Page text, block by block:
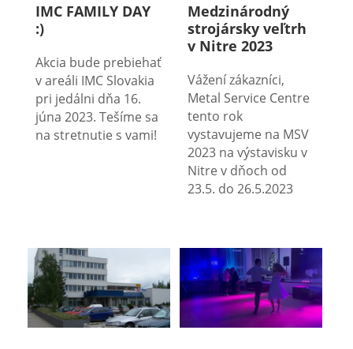
IMC FAMILY DAY
:)
Akcia bude prebiehať
v areáli IMC Slovakia
pri jedálni dňa 16.
júna 2023. Tešíme sa
na stretnutie s vami!
Medzinárodný
strojársky veľtrh
v Nitre 2023
Vážení zákazníci,
Metal Service Centre
tento rok
vystavujeme na MSV
2023 na výstavisku v
Nitre v dňoch od
23.5. do 26.5.2023